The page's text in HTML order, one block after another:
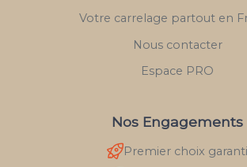
Votre carrelage partout en
Nous contacter
Espace PRO
Nos Engagements
Premier choix garanti